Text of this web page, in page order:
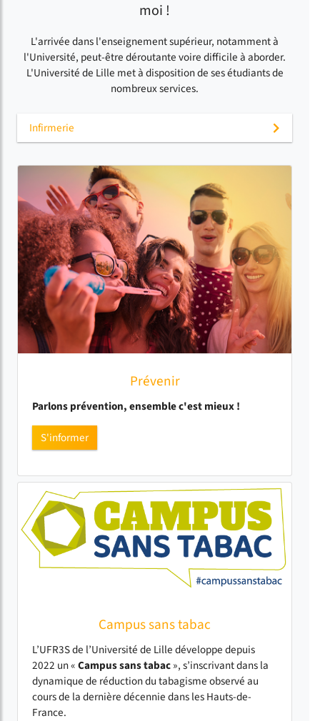
moi !
L'arrivée dans l'enseignement supérieur, notamment à
l'Université, peut-être déroutante voire difficile à aborder.
L'Université de Lille met à disposition de ses étudiants de
nombreux services.
Infirmerie
Prévenir
Parlons prévention, ensemble c'est mieux !
S'informer
Campus sans tabac
L’UFR3S de l’Université de Lille développe depuis
2022 un «Campus sans tabac», s’inscrivant dans la
dynamique de réduction du tabagisme observé au
cours de la dernière décennie dans les Hauts-de-
France.